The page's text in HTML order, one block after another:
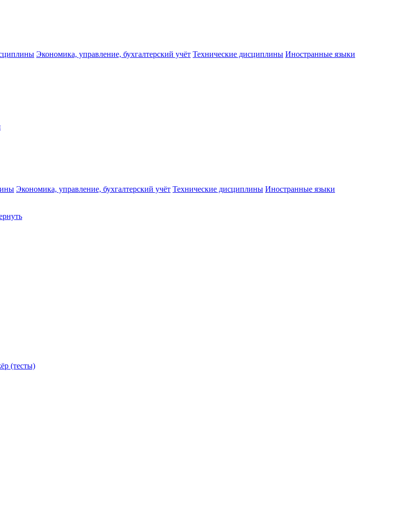
Экономика, управление, бухгалтерский учёт Технические дисциплины Иностранные языки
Экономика, управление, бухгалтерский учёт Технические дисциплины Иностранные языки
(тесты)